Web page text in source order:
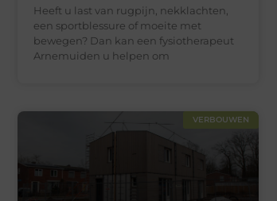
Heeft u last van rugpijn, nekklachten,
een sportblessure of moeite met
bewegen? Dan kan een fysiotherapeut
Arnemuiden u helpen om
VERBOUWEN